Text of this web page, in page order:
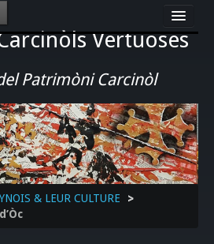
Vertuoses
Patrimòni Carcinòl
& LEUR CULTURE
EVENEMENTS LOCAUX
>>
& LEUR CULTURE
>